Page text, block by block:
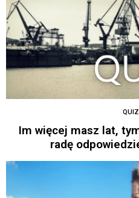
Im więcej masz lat,
radę